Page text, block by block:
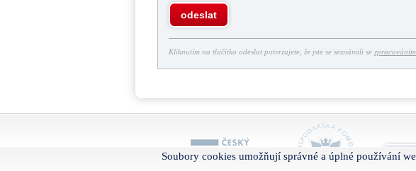
odeslat
Kliknutím na tlačítko odeslat potvrzujete, že jste se seznámili se
O
Soubory cookies umožňují správné a úplné používání